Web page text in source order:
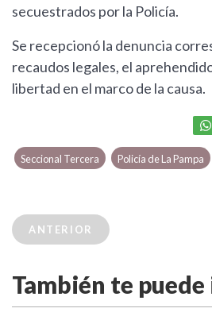
secuestrados por la Policía.
Se recepcionó la denuncia
recaudos legales, el
libertad en el marco de la causa.
Seccional Tercera Policía de La Pampa
ANTERIOR
También te